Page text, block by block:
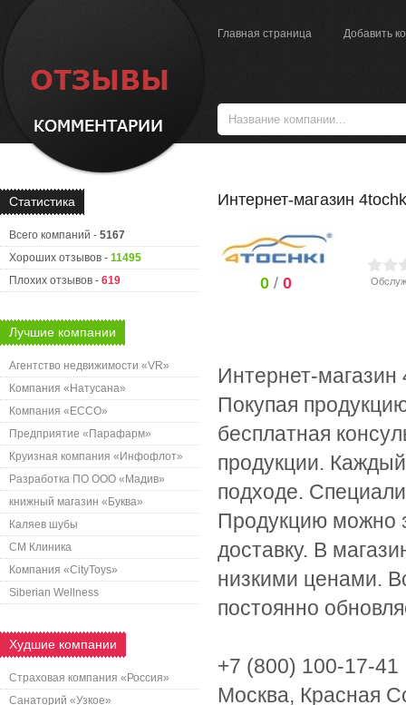
Главная страница Добавить
Статистика
Всего компаний - 5167
Хороших отзывов - 11495
Плохих отзывов - 619
Лучшие компании
Агентство недвижимости «VR»
Компания «Натусана»
Компания «ECCO»
Предприятие «Парафарм»
Круизная компания «Инфофлот»
Разработка ПО ООО «Мадив»
книжный магазин «Буква»
Каляев шубы
СМ Клиника
Компания «CityToys»
Siberian Wellness
Худшие компании
Страховая компания «Россия»
Санаторий «Узкое»
Интернет-магазин
0 /0
Интернет-
Покупая
бесплатная
продукции.
подходе.
Продукцию можно
доставку. В
низкими ценами.
постоянно
+7 (800) 100-17-41
Москва, Красная